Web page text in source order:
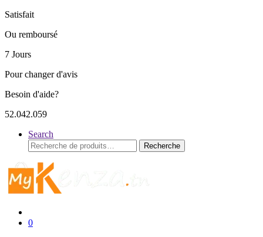
Satisfait
Ou remboursé
7 Jours
Pour changer d'avis
Besoin d'aide?
52.042.059
Search
Recherche
pour :
Recherche
0